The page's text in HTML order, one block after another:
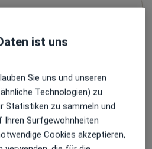
Kiebler Fachärztin
West, 44135
Maps
öffnet in einer neuen
bietet an diesem Standort
Terminbuchung an
ist uns
Sie uns und unseren
Technologien) zu
Statistiken zu sammeln und
Ihren Surfgewohnheiten
Cookies akzeptieren,